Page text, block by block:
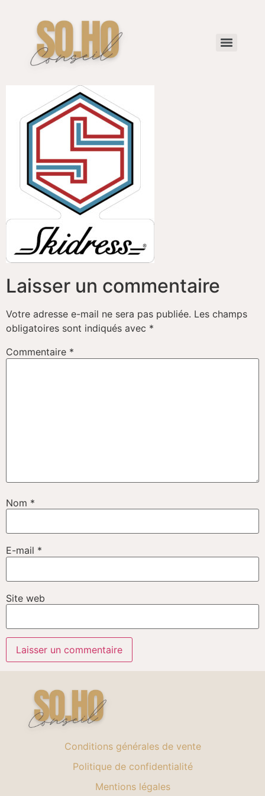
Laisser un commentaire
Votre adresse e-mail ne sera pas publiée. Les champs
obligatoires sont indiqués avec *
Commentaire *
Nom *
E-mail *
Site web
Conditions générales de vente
Politique de confidentialité
Mentions légales